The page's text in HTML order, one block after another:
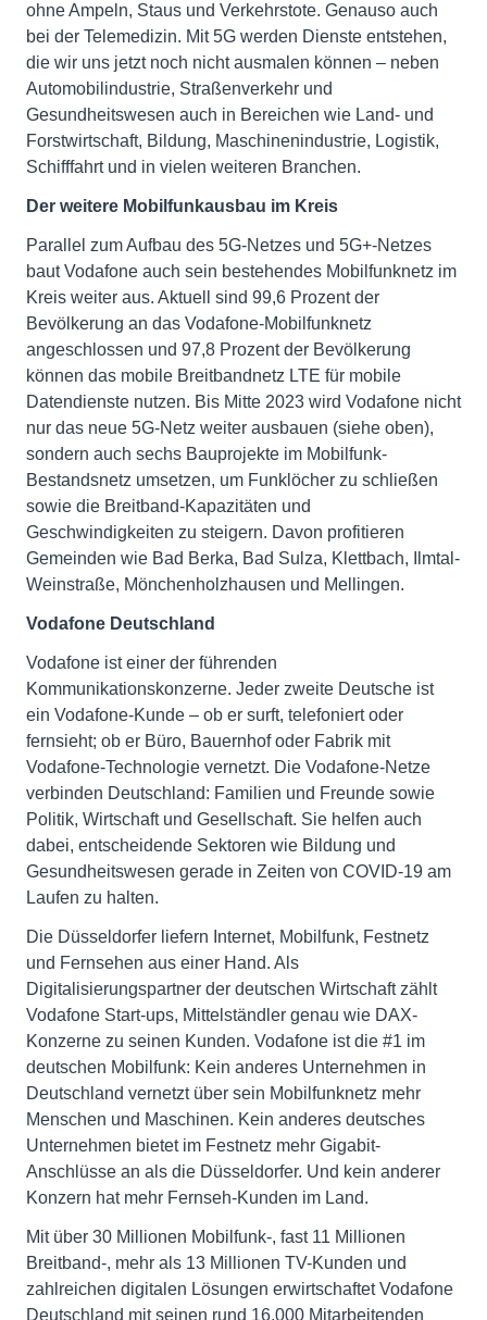
ohne Ampeln, Staus und Verkehrstote. Genauso auch
bei der Telemedizin. Mit 5G werden Dienste entstehen,
die wir uns jetzt noch nicht ausmalen können – neben
Automobilindustrie, Straßenverkehr und
Gesundheitswesen auch in Bereichen wie Land- und
Forstwirtschaft, Bildung, Maschinenindustrie, Logistik,
Schifffahrt und in vielen weiteren Branchen.
Der weitere Mobilfunkausbau im Kreis
Parallel zum Aufbau des 5G-Netzes und 5G+-Netzes
baut Vodafone auch sein bestehendes Mobilfunknetz im
Kreis weiter aus. Aktuell sind 99,6 Prozent der
Bevölkerung an das Vodafone-Mobilfunknetz
angeschlossen und 97,8 Prozent der Bevölkerung
können das mobile Breitbandnetz LTE für mobile
Datendienste nutzen. Bis Mitte 2023 wird Vodafone nicht
nur das neue 5G-Netz weiter ausbauen (siehe oben),
sondern auch sechs Bauprojekte im Mobilfunk-
Bestandsnetz umsetzen, um Funklöcher zu schließen
sowie die Breitband-Kapazitäten und
Geschwindigkeiten zu steigern. Davon profitieren
Gemeinden wie Bad Berka, Bad Sulza, Klettbach, Ilmtal-
Weinstraße, Mönchenholzhausen und Mellingen.
Vodafone Deutschland
Vodafone ist einer der führenden
Kommunikationskonzerne. Jeder zweite Deutsche ist
ein Vodafone-Kunde – ob er surft, telefoniert oder
fernsieht; ob er Büro, Bauernhof oder Fabrik mit
Vodafone-Technologie vernetzt. Die Vodafone-Netze
verbinden Deutschland: Familien und Freunde sowie
Politik, Wirtschaft und Gesellschaft. Sie helfen auch
dabei, entscheidende Sektoren wie Bildung und
Gesundheitswesen gerade in Zeiten von COVID-19 am
Laufen zu halten.
Die Düsseldorfer liefern Internet, Mobilfunk, Festnetz
und Fernsehen aus einer Hand. Als
Digitalisierungspartner der deutschen Wirtschaft zählt
Vodafone Start-ups, Mittelständler genau wie DAX-
Konzerne zu seinen Kunden. Vodafone ist die #1 im
deutschen Mobilfunk: Kein anderes Unternehmen in
Deutschland vernetzt über sein Mobilfunknetz mehr
Menschen und Maschinen. Kein anderes deutsches
Unternehmen bietet im Festnetz mehr Gigabit-
Anschlüsse an als die Düsseldorfer. Und kein anderer
Konzern hat mehr Fernseh-Kunden im Land.
Mit über 30 Millionen Mobilfunk-, fast 11 Millionen
Breitband-, mehr als 13 Millionen TV-Kunden und
zahlreichen digitalen Lösungen erwirtschaftet Vodafone
Deutschland mit seinen rund 16.000 Mitarbeitenden